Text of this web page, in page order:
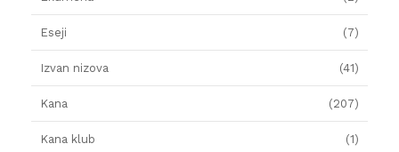
Eseji (7)
Izvan nizova (41)
Kana (207)
Kana klub (1)